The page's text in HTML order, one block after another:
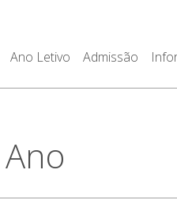
Ano Letivo Admissão